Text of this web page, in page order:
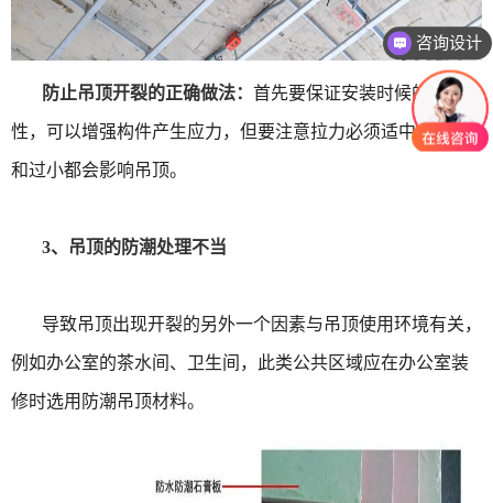
防止吊顶开裂的正确做法： 首先要保证安装时候的稳固
性，可以增强构件产生应力，但要注意拉力必须适中，过大
和过小都会影响吊顶。
3、吊顶的防潮处理不当
导致吊顶出现开裂的另外一个因素与吊顶使用环境有关，
例如办公室的茶水间、卫生间，此类公共区域应在办公室装
修时选用防潮吊顶材料。
咨询设计